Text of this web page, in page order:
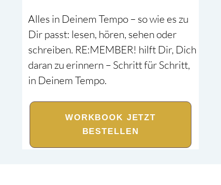
Alles in Deinem Tempo – so wie es zu
Dir passt: lesen, hören, sehen oder
schreiben. RE:MEMBER! hilft Dir, Dich
daran zu erinnern – Schritt für Schritt,
in Deinem Tempo.
WORKBOOK JETZT
BESTELLEN